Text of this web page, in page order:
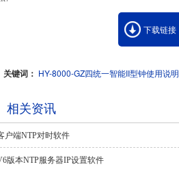
下载链接
关键词： HY-8000-GZ四统一智能II型钟使用说明
相关资讯
户端NTP对时软件
版本NTP服务器IP设置软件